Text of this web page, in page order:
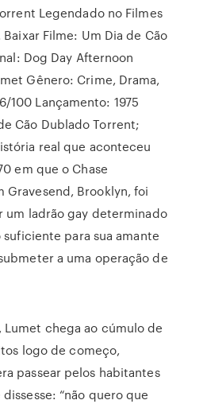
Legendado no Filmes
Filme: Um Dia de Cão
Dog Day Afternoon
Gênero: Crime, Drama,
100 Lançamento: 1975
Cão Dublado Torrent;
real que aconteceu
em que o Chase
Gravesend, Brooklyn, foi
um ladrão gay determinado
para sua amante
a uma operação de
Lumet chega ao cúmulo de
logo de começo,
passear pelos habitantes
“não quero que